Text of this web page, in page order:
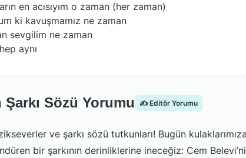
en acısıyım o zaman (her zaman)
ki kavuşmamız ne zaman
sevgilim ne zaman
aynı
Sözü Yorumu ✍️ Editör Yorumu
ve şarkı sözü tutkunları! Bugün
bir şarkının derinliklerine ineceğiz: Cem